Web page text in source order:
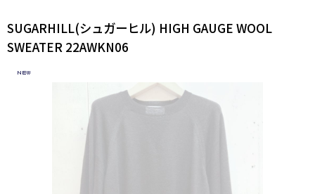
SUGARHILL(シュガーヒル) HIGH GAUGE WOOL
SWEATER 22AWKN06